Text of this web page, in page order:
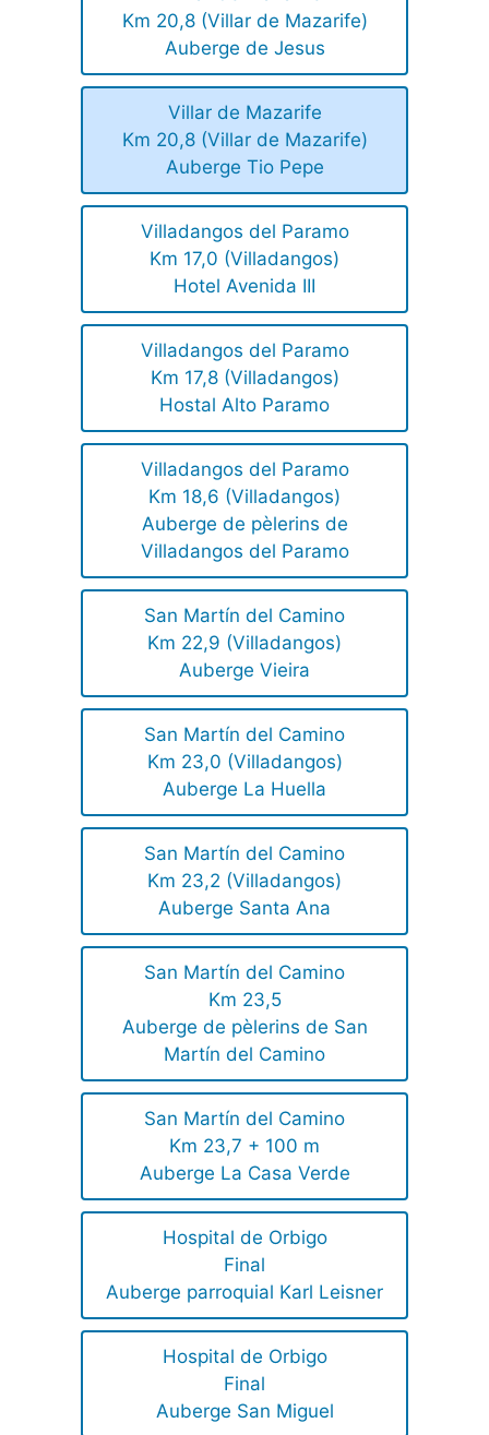
Km 20,8 (Villar de Mazarife)
Auberge de Jesus
Villar de Mazarife
Km 20,8 (Villar de Mazarife)
Auberge Tio Pepe
Villadangos del Paramo
Km 17,0 (Villadangos)
Hotel Avenida III
Villadangos del Paramo
Km 17,8 (Villadangos)
Hostal Alto Paramo
Villadangos del Paramo
Km 18,6 (Villadangos)
Auberge de pèlerins de
Villadangos del Paramo
San Martín del Camino
Km 22,9 (Villadangos)
Auberge Vieira
San Martín del Camino
Km 23,0 (Villadangos)
Auberge La Huella
San Martín del Camino
Km 23,2 (Villadangos)
Auberge Santa Ana
San Martín del Camino
Km 23,5
Auberge de pèlerins de San
Martín del Camino
San Martín del Camino
Km 23,7 + 100 m
Auberge La Casa Verde
Hospital de Orbigo
Final
Auberge parroquial Karl Leisner
Hospital de Orbigo
Final
Auberge San Miguel